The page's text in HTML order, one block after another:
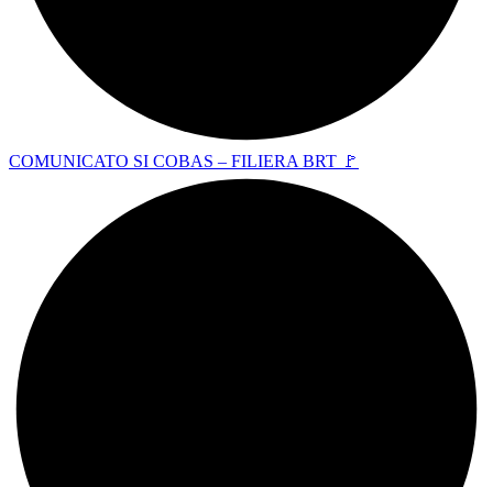
COMUNICATO SI COBAS – FILIERA BRT 🚩